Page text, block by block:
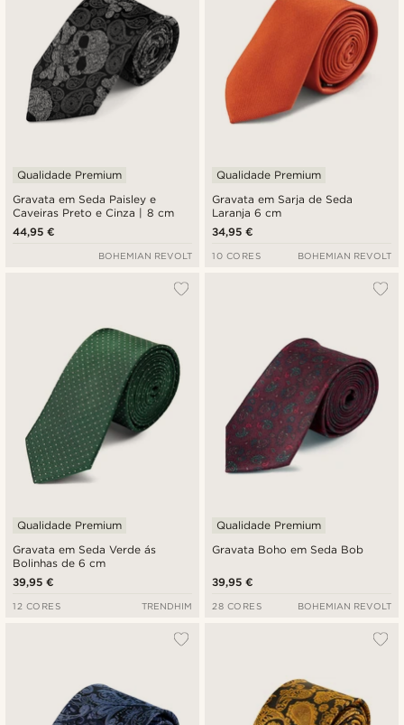
Gravata em Seda Paisley e
Caveiras Preto e Cinza | 8 cm
Qualidade Premium
44,95 €
BOHEMIAN REVOLT
Gravata em Sarja de Seda
Laranja 6 cm
Qualidade Premium
34,95 €
10 CORES BOHEMIAN REVOLT
Gravata em Seda Verde ás
Bolinhas de 6 cm
Qualidade Premium
39,95 €
12 CORES TRENDHIM
Gravata Boho em Seda Bob
Qualidade Premium
39,95 €
28 CORES BOHEMIAN REVOLT